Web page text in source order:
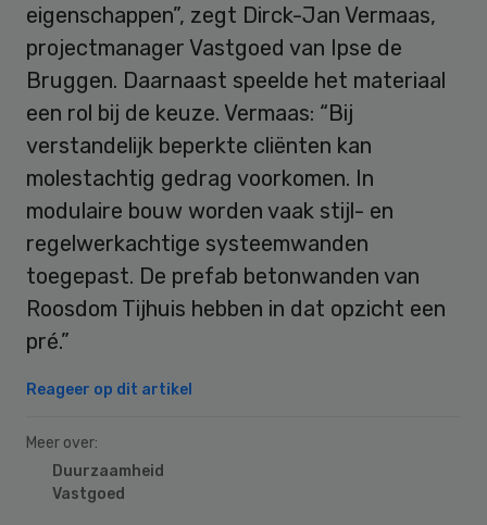
eigenschappen”, zegt Dirck-Jan Vermaas,
projectmanager Vastgoed van Ipse de
Bruggen. Daarnaast speelde het materiaal
een rol bij de keuze. Vermaas: “Bij
verstandelijk beperkte cliënten kan
molestachtig gedrag voorkomen. In
modulaire bouw worden vaak stijl- en
regelwerkachtige systeemwanden
toegepast. De prefab betonwanden van
Roosdom Tijhuis hebben in dat opzicht een
pré.”
Reageer op dit artikel
Meer over:
Duurzaamheid
Vastgoed